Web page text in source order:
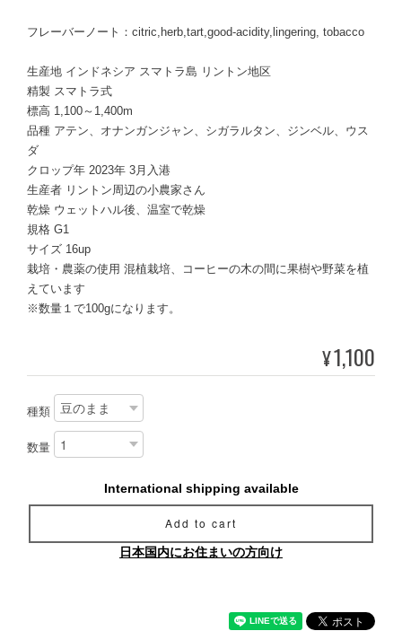
フレーバーノート：citric,herb,tart,good-acidity,lingering, tobacco
生産地 インドネシア スマトラ島 リントン地区
精製 スマトラ式
標高 1,100～1,400m
品種 アテン、オナンガンジャン、シガラルタン、ジンベル、ウス
ダ
クロップ年 2023年 3月入港
生産者 リントン周辺の小農家さん
乾燥 ウェットハル後、温室で乾燥
規格 G1
サイズ 16up
栽培・農薬の使用 混植栽培、コーヒーの木の間に果樹や野菜を植
えています
※数量１で100gになります。
¥1,100
種類
数量
International shipping available
Add to cart
日本国内にお住まいの方向け